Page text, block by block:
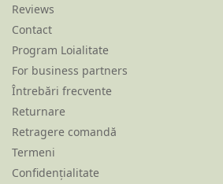
Reviews
Contact
Program Loialitate
For business partners
Întrebări frecvente
Returnare
Retragere comandă
Termeni
Confidențialitate